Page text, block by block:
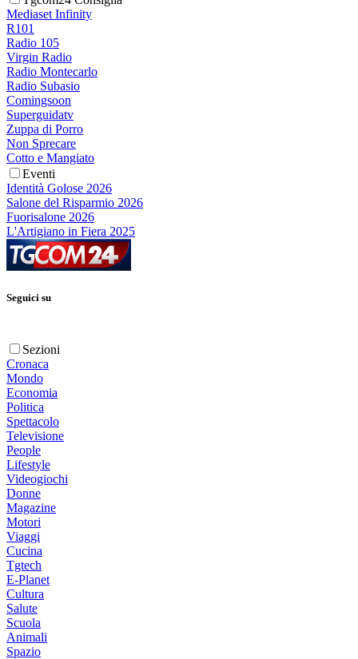
Mediaset Infinity
R101
Radio 105
Virgin Radio
Radio Montecarlo
Radio Subasio
Comingsoon
Superguidatv
Zuppa di Porro
Non Sprecare
Cotto e Mangiato
Eventi
Identità Golose 2026
Salone del Risparmio 2026
Fuorisalone 2026
L'Artigiano in Fiera 2025
Seguici su
Sezioni
Cronaca
Mondo
Economia
Politica
Spettacolo
Televisione
People
Lifestyle
Videogiochi
Donne
Magazine
Motori
Viaggi
Cucina
Tgtech
E-Planet
Cultura
Salute
Scuola
Animali
Spazio